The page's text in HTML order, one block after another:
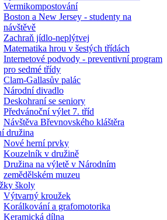
Vermikompostování
Boston a New Jersey - studenty na
návštěvě
Zachraň jídlo-neplýtvej
Matematika hrou v šestých třídách
Internetové podvody - preventivní program
pro sedmé třídy
Clam-Gallasův palác
Národní divadlo
Deskohraní se seniory
Předvánoční výlet 7. tříd
Návštěva Břevnovského kláštěra
družina
Nové herní prvky
Kouzelník v družině
Družina na výletě v Národním
zemědělském muzeu
školy
Výtvarný kroužek
Korálkování a grafomotorika
Keramická dílna